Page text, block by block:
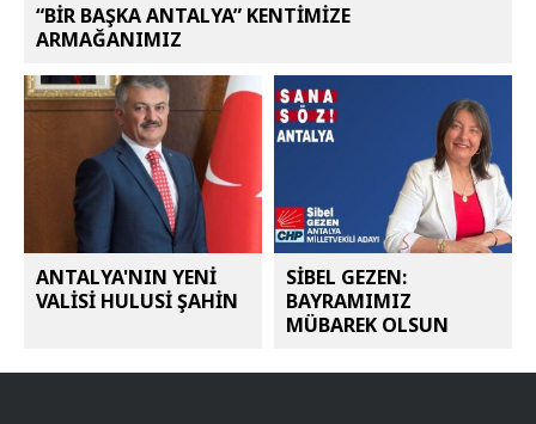
“BİR BAŞKA ANTALYA” KENTİMİZE
ARMAĞANIMIZ
ANTALYA'NIN YENİ
VALİSİ HULUSİ ŞAHİN
SİBEL GEZEN:
BAYRAMIMIZ
MÜBAREK OLSUN